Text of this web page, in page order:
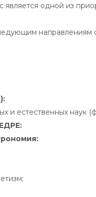
одной из
направлениям
и естественных наук